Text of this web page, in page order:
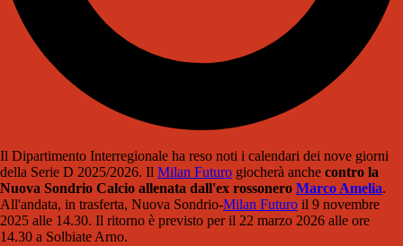
Il Dipartimento Interregionale ha reso noti i calendari dei nove giorni
della Serie D 2025/2026. Il Milan Futuro giocherà anche contro la
Nuova Sondrio Calcio allenata dall'ex rossonero Marco Amelia.
All'andata, in trasferta, Nuova Sondrio-Milan Futuro il 9 novembre
2025 alle 14.30. Il ritorno è previsto per il 22 marzo 2026 alle ore
14.30 a Solbiate Arno.